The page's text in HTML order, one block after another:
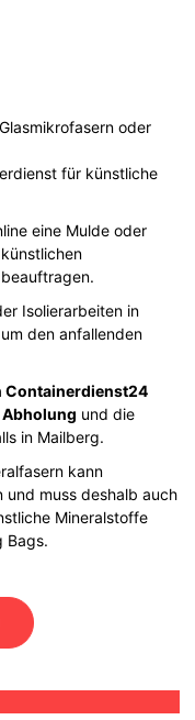
oder
für künstliche
eine Mulde oder
Isolierarbeiten in
den anfallenden
Containerdienst24
und die
in Mailberg.
kann
und muss deshalb auch
Mineralstoffe
Bags.